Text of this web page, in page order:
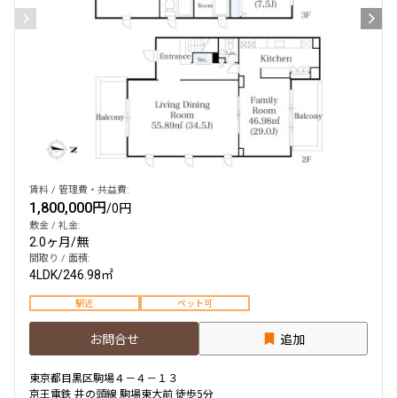
賃料 / 管理費・共益費:
1,800,000円/0円
敷金 / 礼金:
2.0ヶ月/無
間取り / 面積:
4LDK/246.98㎡
駅近 ペット可
お問合せ 追加
東京都目黒区駒場４－４－１３
京王電鉄 井の頭線 駒場東大前 徒歩5分